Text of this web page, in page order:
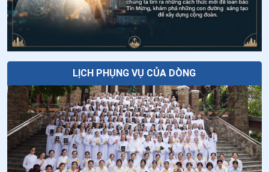
31.Ngày 03/7 - Thánh Tôma tông đồ
32 Ngày 29/6 - Thánh Phaolô Tông đồ
Ngày 29/6 - Thánh Phêrô Tông đồ
34.Ngày 28/6 - Thánh Irênê
35.Ngày 27/6 Thánh Tô-ma Toán
36. Ngày 27/6 - Thánh Cyrillô Alêxandria
37.Ngày 24/6 - Sinh nhật Thánh Gioan Tẩy Giả
LỊCH PHỤNG VỤ CỦA DÒNG
Tuần cửu nhật nhật kính Cha Thánh Đa
Minh - Ngày thứ chín: Lòng sùng kính
cha Thánh Đa Minh